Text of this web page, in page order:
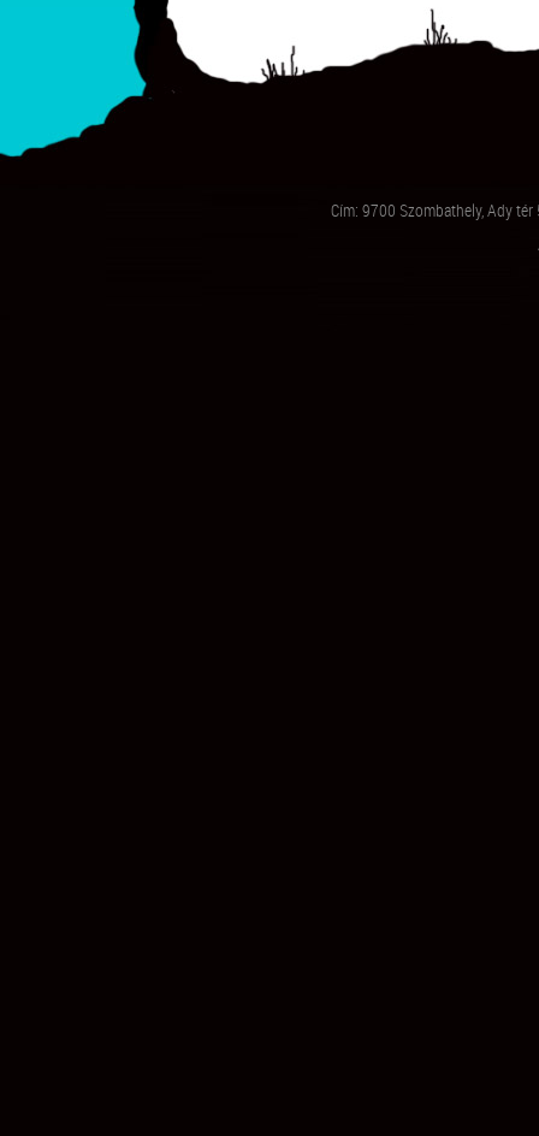
Cím: 9700 Szombathely, Ady